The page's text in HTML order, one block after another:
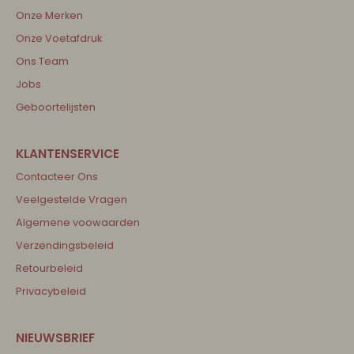
Onze Merken
Onze Voetafdruk
Ons Team
Jobs
Geboortelijsten
Contacteer Ons
Veelgestelde Vragen
Algemene voowaarden
Verzendingsbeleid
Retourbeleid
Privacybeleid